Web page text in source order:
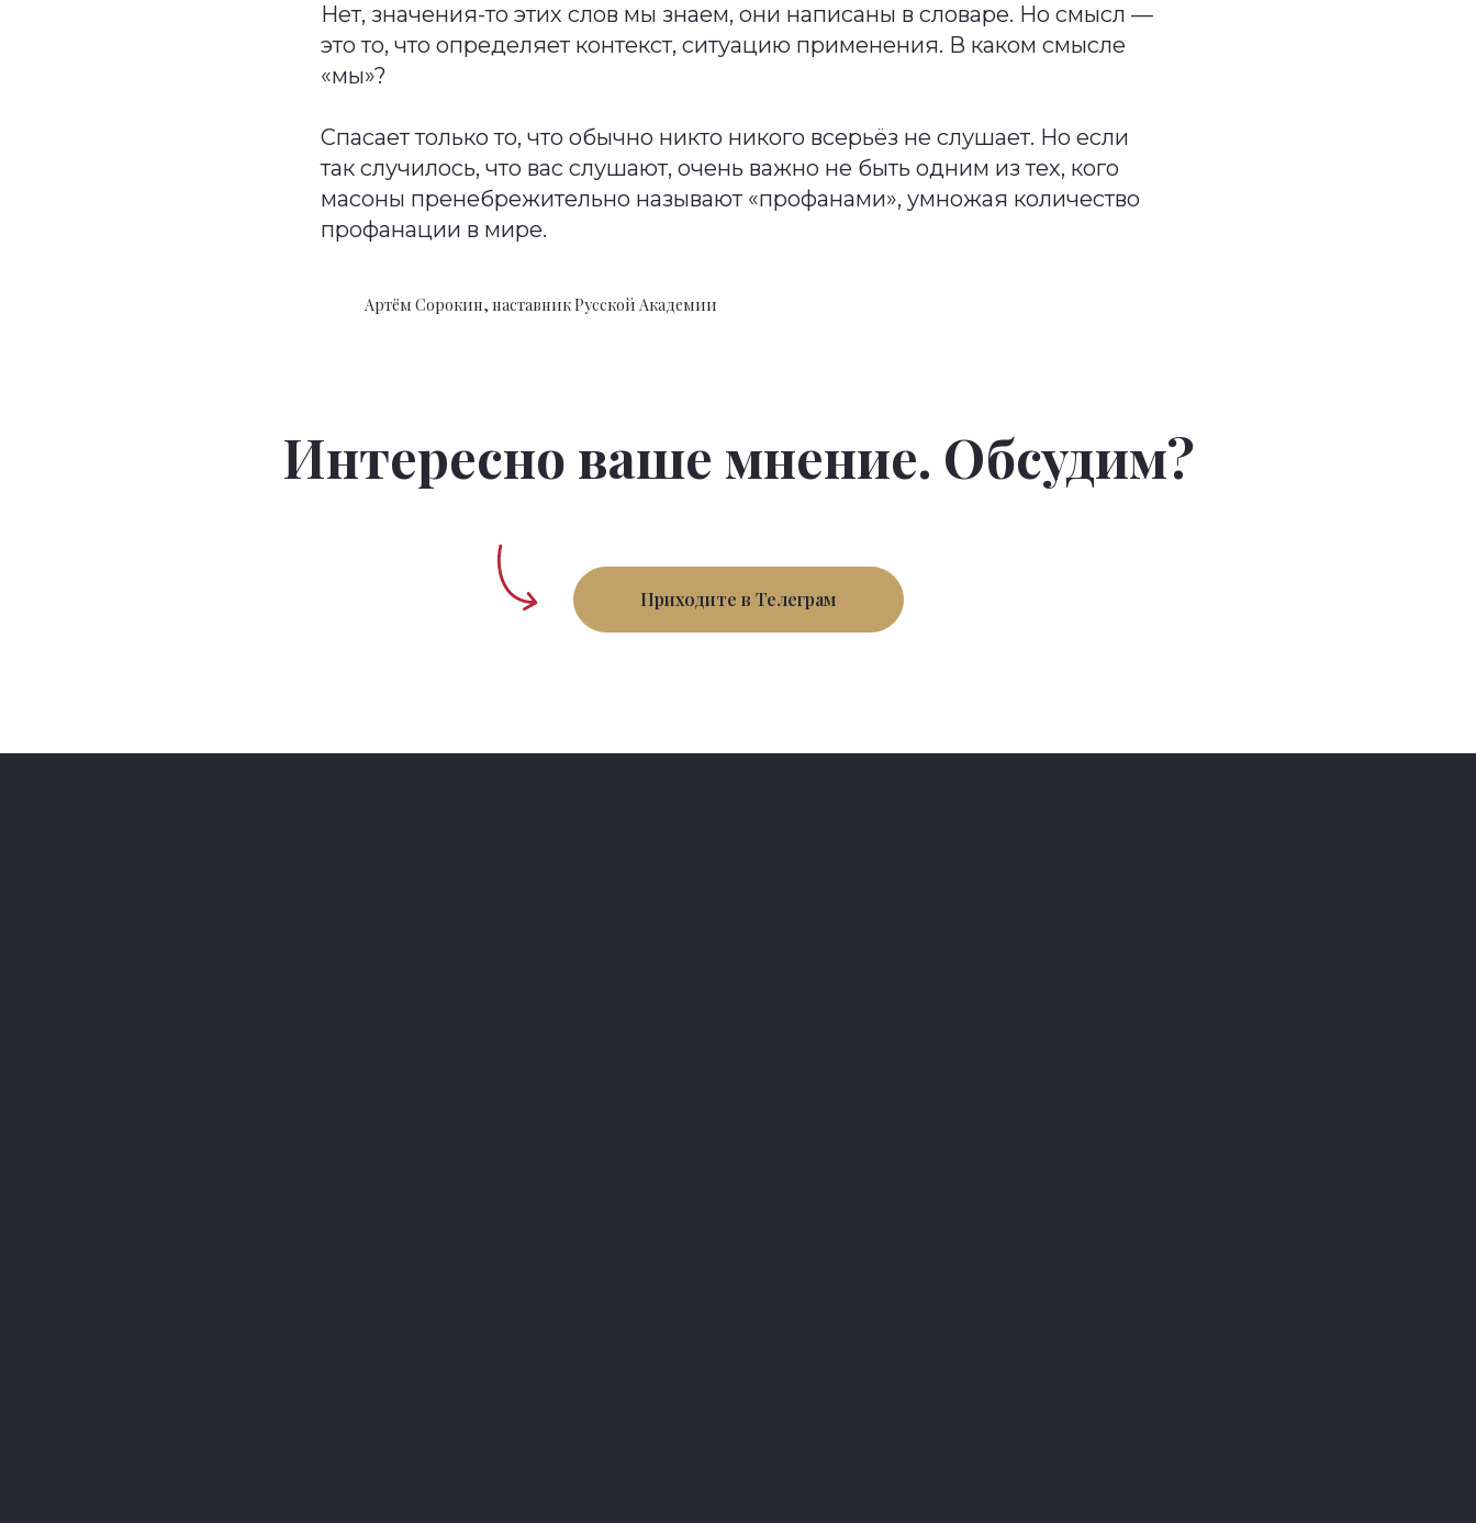
Нет, значения-то этих слов мы знаем, они написаны в словаре. Но смысл —
это то, что определяет контекст, ситуацию применения. В каком смысле
«мы»?
Спасает только то, что обычно никто никого всерьёз не слушает. Но если
так случилось, что вас слушают, очень важно не быть одним из тех, кого
масоны пренебрежительно называют «профанами», умножая количество
профанации в мире.
Артём Сорокин, наставник Русской Академии
Интересно ваше мнение. Обсудим?
Приходите в Телеграм